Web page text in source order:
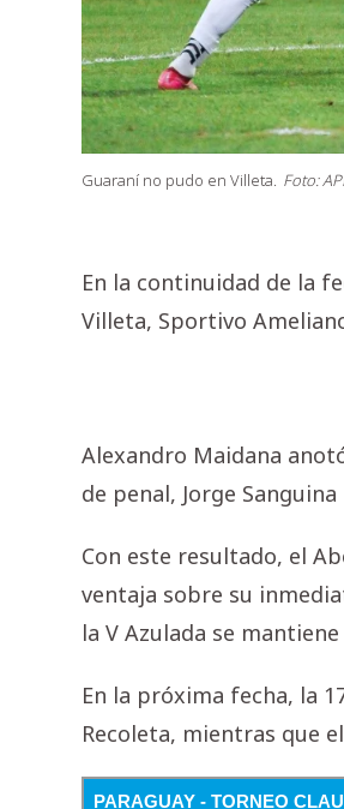
Guaraní no pudo en Villeta. Foto:
En la continuidad de la
Villeta, Sportivo
Alexandro Maidana
de penal, Jorge
Con este resultado, el
ventaja sobre su
la V Azulada se
En la próxima fecha, la
Recoleta, mientras que